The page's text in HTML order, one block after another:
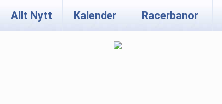
Allt Nytt Kalender Racerbanor